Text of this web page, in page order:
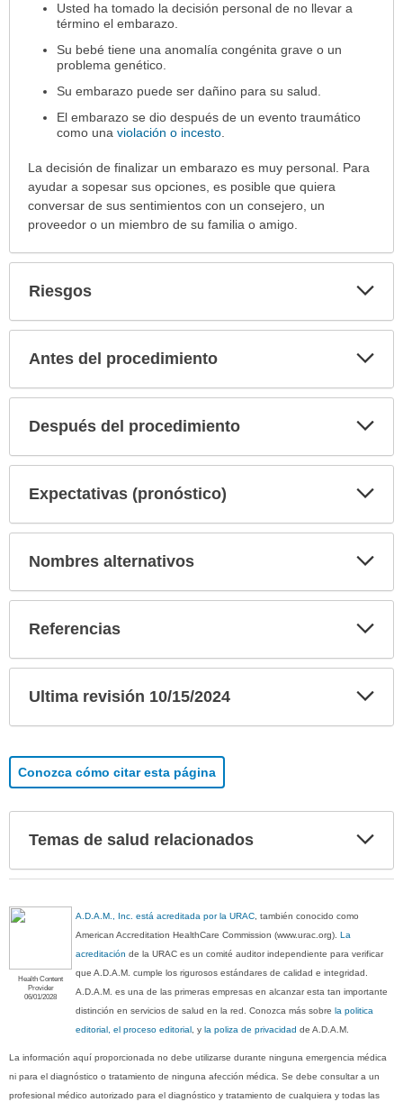
realiza
procedimiento
Usted ha tomado la decisión personal de no llevar a
término el embarazo.
Su bebé tiene una anomalía congénita grave o un
problema genético.
Su embarazo puede ser dañino para su salud.
El embarazo se dio después de un evento traumático
como unaviolación o incesto.
La decisión de finalizar un embarazo es muy personal. Para
ayudar a sopesar sus opciones, es posible que quiera
conversar de sus sentimientos con un consejero, un
proveedor o un miembro de su familia o amigo.
Riesgos
Antes del procedimiento
Después del procedimiento
Expectativas (pronóstico)
Nombres alternativos
Referencias
Ultima revisión 10/15/2024
Conozca cómo citar esta página
Temas de salud relacionados
Health Content
Provider
06/01/2028
A.D.A.M., Inc. está acreditada por la URAC , también conocido como
American Accreditation HealthCare Commission (www.urac.org).La
acreditación de la URAC es un comité auditor independiente para verificar
que A.D.A.M. cumple los rigurosos estándares de calidad e integridad.
A.D.A.M. es una de las primeras empresas en alcanzar esta tan importante
distinción en servicios de salud en la red. Conozca más sobrela politica
editorial, el proceso editorial , yla poliza de privacidad de A.D.A.M.
La información aquí proporcionada no debe utilizarse durante ninguna emergencia médica
ni para el diagnóstico o tratamiento de ninguna afección médica. Se debe consultar a un
profesional médico autorizado para el diagnóstico y tratamiento de cualquiera y todas las